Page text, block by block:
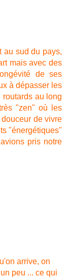
au sud du pays,
mais avec des
de ses
à dépasser les
au long
"zen" où les
de vivre
"énergétiques"
pris notre
arrive, on
peu ... ce qui